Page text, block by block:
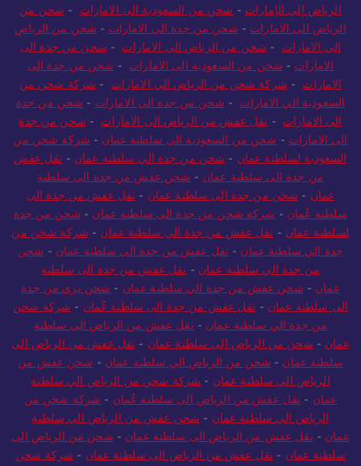
الرياض إلى الإمارات - شحن من السعودية الى الامارات - شحن من
الرياض الى الامارات - شحن من جدة الى الامارات - شحن من الرياض
الي الامارات - شحن من الرياض الى الامارات - شحن من جدة الى
الامارات - شحن من السعودية الى الامارات - شحن من جدة الى
الامارات - شركة شحن من الرياض الي الامارات - شركة شحن من
السعودية الي الامارات - شحن من جدة الى الامارات - شحن من جدة
الى الامارات - نقل عفش من الرياض الى الامارات - شحن من جدة
الى الامارات - شحن من السعودية الى سلطنة عمان - شركة شحن من
السعودية لسلطنة عمان - شحن من جدة الي سلطنة عمان - نقل عفش
من جدة الى سلطنة عمان - شحن عفش من جدة الى سلطنة
عمان - شحن من جدة الى سلطنة عمان - نقل عفش من جدة الى
سلطنة عُمان - شركة شحن من جدة الى سلطنة عمان - شحن من جدة
لسلطنة عمان - نقل عفش من جدة الي سلطنة عمان - شركة شحن من
جدة الي سلطنة عمان - نقل عفش من جدة الى سلطنة عمان - شحن
من جدة الي سلطنة عمان - نقل عفش من جدة الى سلطنة
عمان - شحن عفش من جدة الي سلطنة عمان - شحن بري من جدة
الى سلطنة عمان - نقل عفش من جدة الى سلطنة عُمان - شركة شحن
من جدة الي سلطنة عمان - نقل عفش من الرياض الى سلطنة
عمان - شحن من الرياض الى سلطنة عمان - نقل عفش من الرياض الى
سلطنة عمان - شحن من الرياض الي سلطنة عمان - شحن عفش من
الرياض الى سلطنة عمان - شركة شحن من الرياض الي سلطنة
عمان - نقل عفش من الرياض الى سلطنة عُمان - شركة شحن من
الرياض الي سلطنة عمان - شحن عفش من الرياض الي سلطنة
عمان - نقل عفش من الرياض الى سلطنة عمان - شحن من الرياض الى
سلطنة عمان - نقل عفش من الرياض الى سلطنة عمان - شركة شحن